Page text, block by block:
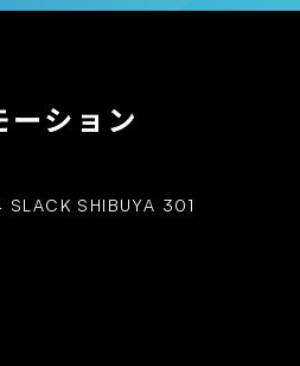
SLACK SHIBUYA 301